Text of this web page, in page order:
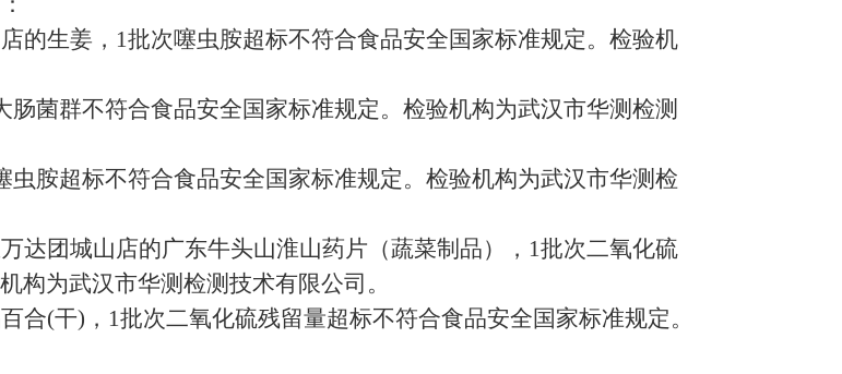
的生姜， 1批次噻虫胺超标不符合食品安全国家标准规定。检验机
肠菌群不符合食品安全国家标准规定。检验机构为武汉市华测检测
虫胺超标不符合食品安全国家标准规定。检验机构为武汉市华测检
达团城山店的广东牛头山淮山药片（蔬菜制品）， 1批次二氧化硫
构为武汉市华测检测技术有限公司。
合(干)，1批次二氧化硫残留量超标不符合食品安全国家标准规定。